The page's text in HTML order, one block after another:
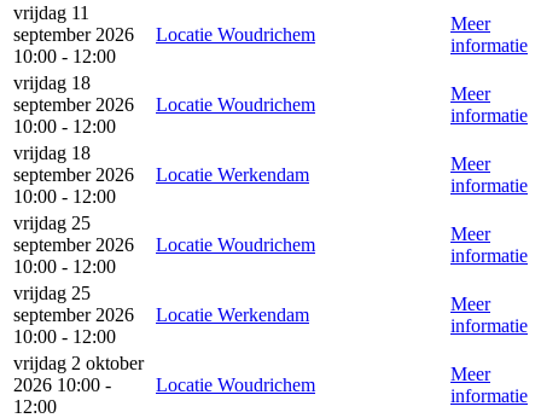
vrijdag 11
september 2026
10:00 - 12:00
Locatie Woudrichem
Meer
informatie
vrijdag 18
september 2026
10:00 - 12:00
Locatie Woudrichem
Meer
informatie
vrijdag 18
september 2026
10:00 - 12:00
Locatie Werkendam
Meer
informatie
vrijdag 25
september 2026
10:00 - 12:00
Locatie Woudrichem
Meer
informatie
vrijdag 25
september 2026
10:00 - 12:00
Locatie Werkendam
Meer
informatie
vrijdag 2 oktober
2026 10:00 -
12:00
Locatie Woudrichem
Meer
informatie